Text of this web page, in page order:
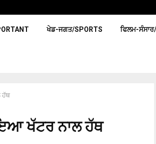
ਖੇਡ-ਜਗਤ/SPORTS ਫਿਲਮ-
ਹੱਥ
ਖੱਟਰ ਨਾਲ ਹੱਥ